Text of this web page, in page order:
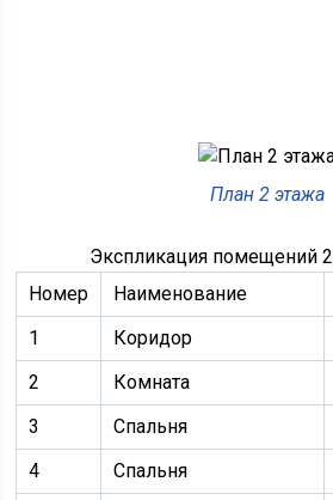
План 2 этажа
Экспликация помещений
Номер
Наименование
1
Коридор
2
Комната
3
Спальня
4
Спальня